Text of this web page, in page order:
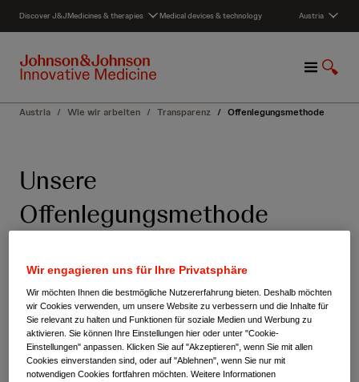
c
Discover J&JMedicines & therapies Medical devices & technology Austria
M
n
S
c
Austria / Wie wir arbeiten / Transparenz / Offenlegungsmethode
Unsere
Offenlegungsmethode
HCP/HCO Offenlegung –
Methodische Erläuterungen
Wir engagieren uns für Ihre Privatsphäre
Wir möchten Ihnen die bestmögliche Nutzererfahrung bieten. Deshalb möchten
wir Cookies verwenden, um unsere Website zu verbessern und die Inhalte für
Sie relevant zu halten und Funktionen für soziale Medien und Werbung zu
aktivieren. Sie können Ihre Einstellungen hier oder unter "Cookie-
Einstellungen" anpassen. Klicken Sie auf "Akzeptieren", wenn Sie mit allen
Cookies einverstanden sind, oder auf "Ablehnen", wenn Sie nur mit
notwendigen Cookies fortfahren möchten. Weitere Informationen